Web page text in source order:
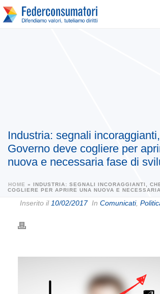
Industria: segnali
Governo deve cogliere per
nuova e necessaria fase di
HOME » INDUSTRIA: SEGNALI INCORAGGIANTI,
COGLIERE PER APRIRE UNA NUOVA E
Inserito il 10/02/2017 In Comunicati,